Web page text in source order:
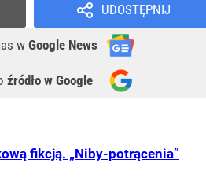
UDOSTĘPNIJ
w Google News
źródło w Google
fikcją. „Niby-potrącenia”